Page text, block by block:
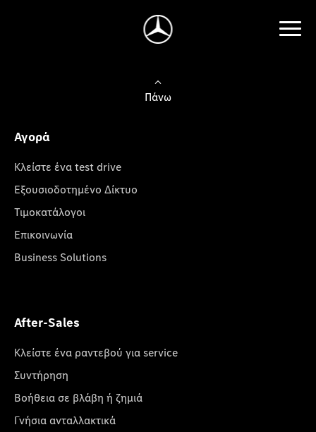
Πάνω
Αγορά
Κλείστε ένα test drive
Εξουσιοδοτημένο Δίκτυο
Τιμοκατάλογοι
Επικοινωνία
Business Solutions
After-Sales
Κλείστε ένα ραντεβού για service
Συντήρηση
Βοήθεια σε βλάβη ή ζημιά
Γνήσια ανταλλακτικά